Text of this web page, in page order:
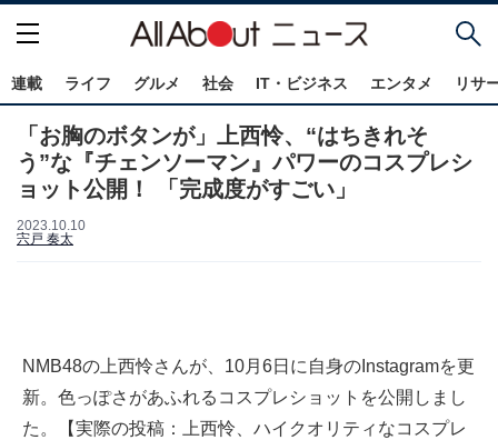
連載 ライフ グルメ 社会 IT・ビジネス エンタメ リサ
「お胸のボタンが」上西怜、“はちきれそ
う”な『チェンソーマン』パワーのコスプレシ
ョット公開！ 「完成度がすごい」
2023.10.10
宍戸 奏太
NMB48の上西怜さんが、10月6日に自身のInstagramを更
新。色っぽさがあふれるコスプレショットを公開しまし
た。【実際の投稿：上西怜、ハイクオリティなコスプレ